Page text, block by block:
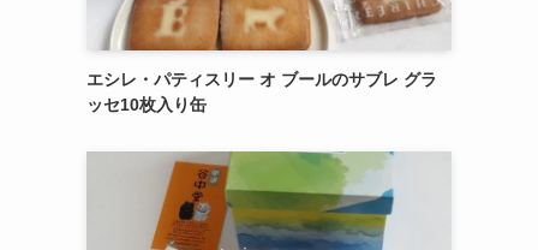
エシレ・パティスリー オ ブールのサブレ グラ
ッセ10枚入り缶